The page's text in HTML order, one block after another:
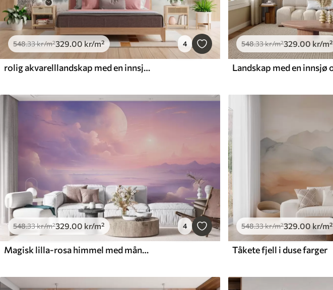
548.33kr/m²329.00kr/m² 4
rolig akvarelllandskap med en innsjø og et blomstrende tre
548.33kr/m²329 .00 kr/m²
548.33kr/m²329.00 kr/m² 4
Magisk lilla-rosa himmel med månen og skyene
548.33kr/m²329.00 kr/m²
Tåkete fjell i duse farger